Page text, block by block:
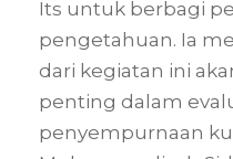
Its untuk berbagi
pengetahuan. Ia
dari kegiatan ini
penting dalam
penyempurnaan